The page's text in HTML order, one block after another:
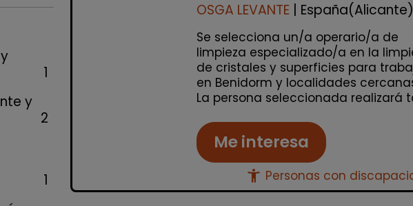
1
y
2
1
OSGA LEVANTE | España(Alicante)
Se selecciona un/a operario/a de
limpieza especializado/a en la
de cristales y superficies para
en Benidorm y localidades
La persona seleccionada realizará
Me interesa
accessibility_new Personas con